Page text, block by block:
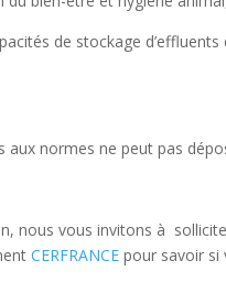
de stockage
aux normes ne peut pas
nous vous invitons à
CERFRANCEpour savoir si